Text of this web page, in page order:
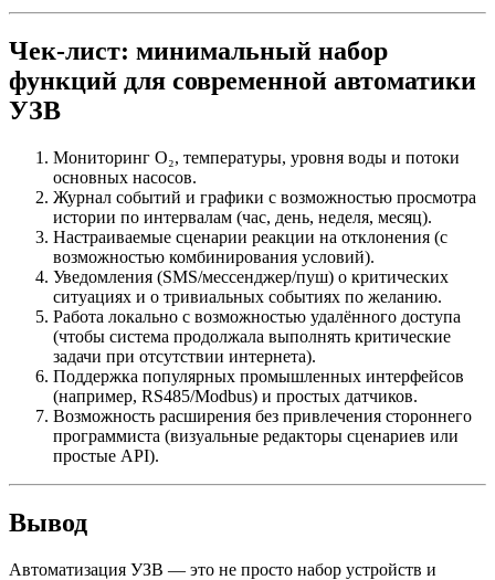
Чек-лист: минимальный набор
функций для современной автоматики
УЗВ
Мониторинг O₂, температуры, уровня воды и потоки
основных насосов.
Журнал событий и графики с возможностью просмотра
истории по интервалам (час, день, неделя, месяц).
Настраиваемые сценарии реакции на отклонения (с
возможностью комбинирования условий).
Уведомления (SMS/мессенджер/пуш) о критических
ситуациях и о тривиальных событиях по желанию.
Работа локально с возможностью удалённого доступа
(чтобы система продолжала выполнять критические
задачи при отсутствии интернета).
Поддержка популярных промышленных интерфейсов
(например, RS485/Modbus) и простых датчиков.
Возможность расширения без привлечения стороннего
программиста (визуальные редакторы сценариев или
простые API).
Вывод
Автоматизация УЗВ — это не просто набор устройств и